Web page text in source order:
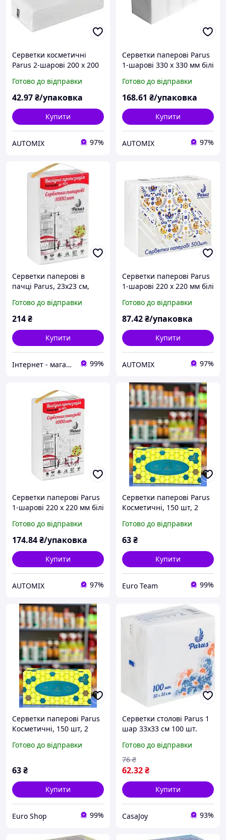
Серветки косметичні
Parus 2-шарові 200 х 200
Готово до відправки
42.97₴/упаковка
Купити
AUTOMIX 97%
Серветки паперові Parus
1-шарові 330 х 330 мм білі
Готово до відправки
168.61 ₴/упаковка
Купити
AUTOMIX 97%
Серветки паперові в
пачці Parus, 23х23 см,
Готово до відправки
214₴
Купити
Інтернет - магазин Odnorazka.ua 99%
Серветки паперові Parus
1-шарові 220 х 220 мм білі
Готово до відправки
87.42₴/упаковка
Купити
AUTOMIX 97%
Серветки паперові Parus
1-шарові 220 х 220 мм білі
Готово до відправки
174.84₴/упаковка
Купити
AUTOMIX 97%
Серветки паперові Parus
Косметичні, 150 шт, 2
Готово до відправки
63₴
Купити
Euro Team 99%
Серветки паперові Parus
Косметичні, 150 шт, 2
Готово до відправки
63₴
Купити
Euro Shop 99%
Серветки столові Parus 1
шар 33х33 см 100 шт.
Готово до відправки
62.32₴
76 ₴
Купити
CasaJoy 93%